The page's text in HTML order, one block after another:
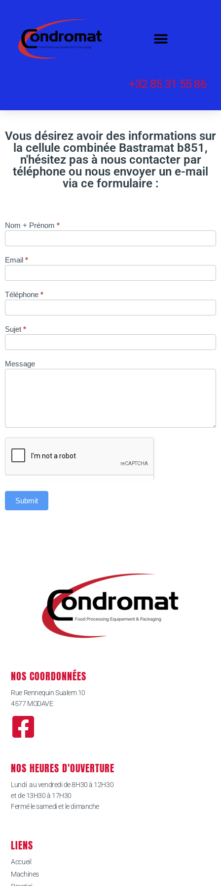
+32 85 31 55 86
Vous désirez avoir des informations sur
la cellule combinée Bastramat b851,
n'hésitez pas à nous contacter par
téléphone ou nous envoyer un e-mail
via ce formulaire :
Cellule
condromat.be
Nom + Prénom *
Email *
Téléphone *
Sujet *
Message
Submit
NOS COORDONNÉES
Rue Rennequin Sualem 10
4577 MODAVE
NOS HEURES D'OUVERTURE
Lundi au vendredi de 8H30 à 12H30
et de 13H30 à 17H30
Fermé le samedi et le dimanche
LIENS
Accueil
Machines